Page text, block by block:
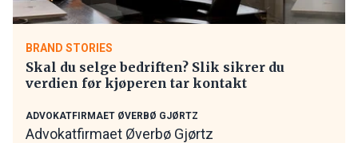
BRAND STORIES
Skal du selge bedriften? Slik sikrer du
verdien før kjøperen tar kontakt
ADVOKATFIRMAET ØVERBØ GJØRTZ
Advokatfirmaet Øverbø Gjørtz